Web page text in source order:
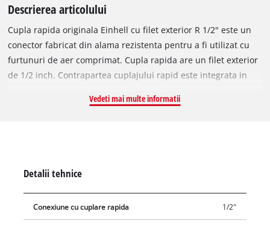
Descrierea articolului
Cupla rapida originala Einhell cu filet exterior R 1/2" este un
conector fabricat din alama rezistenta pentru a fi utilizat cu
furtunuri de aer comprimat. Cupla rapida are un filet exterior
de 1/2 inch. Contrapartea cuplajului rapid este integrata in
compresorul la un furtun de aer comprimat.
Vedeti mai multe informatii
Detalii tehnice
Conexiune cu cuplare rapida 1/2"